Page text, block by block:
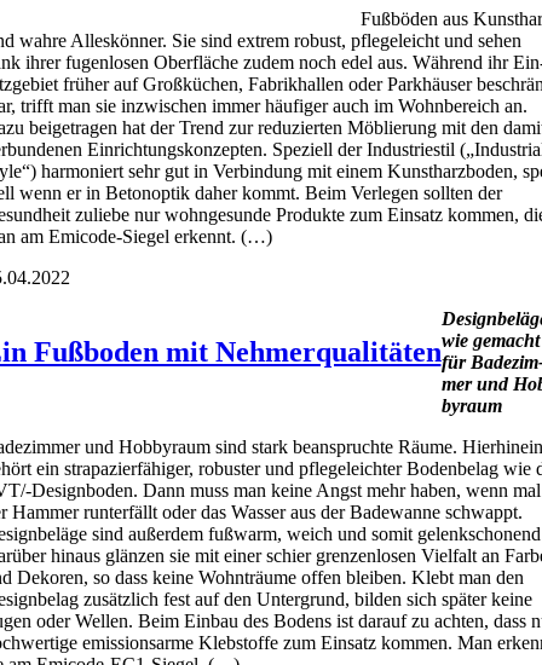
Fuß­bö­den aus
wah­re Alles­kön­ner. Sie sind extrem robust, pfle­ge­leicht und sehen
ihrer fugen­lo­sen Ober­flä­che zudem noch edel aus. Wäh­rend ihr
frü­her auf Groß­kü­chen, Fabrik­hal­len oder Park­häu­ser
trifft man sie inzwi­schen immer häu­fi­ger auch im Wohn­be­reich an.
bei­getra­gen hat der Trend zur redu­zier­ten Möblie­rung mit den
Ein­rich­tungs­kon­zep­ten. Spe­zi­ell der Indus­trie­stil
har­mo­niert sehr gut in Ver­bin­dung mit einem Kunst­harz­bo­den,
wenn er in Beto­nop­tik daher kommt. Beim Ver­le­gen soll­ten der
zulie­be nur wohn­ge­sun­de Pro­duk­te zum Ein­satz kom­men,
am Emi­code-Sie­gel erkennt. (…)
Fußboden mit Nehmerqualitätenwie gemacht
für
mer und
by­raum
und Hob­by­raum sind stark bean­spruch­te Räu­me. Hier­hin­ein
ein stra­pa­zier­fä­hi­ger, robus­ter und pfle­ge­leich­ter Boden­be­lag wie
Design­bo­den. Dann muss man kei­ne Angst mehr haben, wenn mal
Ham­mer run­ter­fällt oder das Was­ser aus der Bade­wan­ne schwappt.
sind außer­dem fuß­warm, weich und somit
hin­aus glän­zen sie mit einer schier gren­zen­lo­sen Viel­falt an
Deko­ren, so dass kei­ne Wohn­träu­me offen blei­ben. Klebt man den
zusätz­lich fest auf den Unter­grund, bil­den sich spä­ter kei­ne
oder Wel­len. Beim Ein­bau des Bodens ist dar­auf zu ach­ten, dass
emis­si­ons­ar­me Kleb­stof­fe zum Ein­satz kom­men. Man